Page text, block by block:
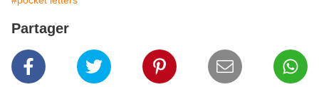
Partager